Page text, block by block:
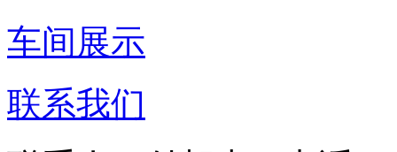
车间展示
联系我们